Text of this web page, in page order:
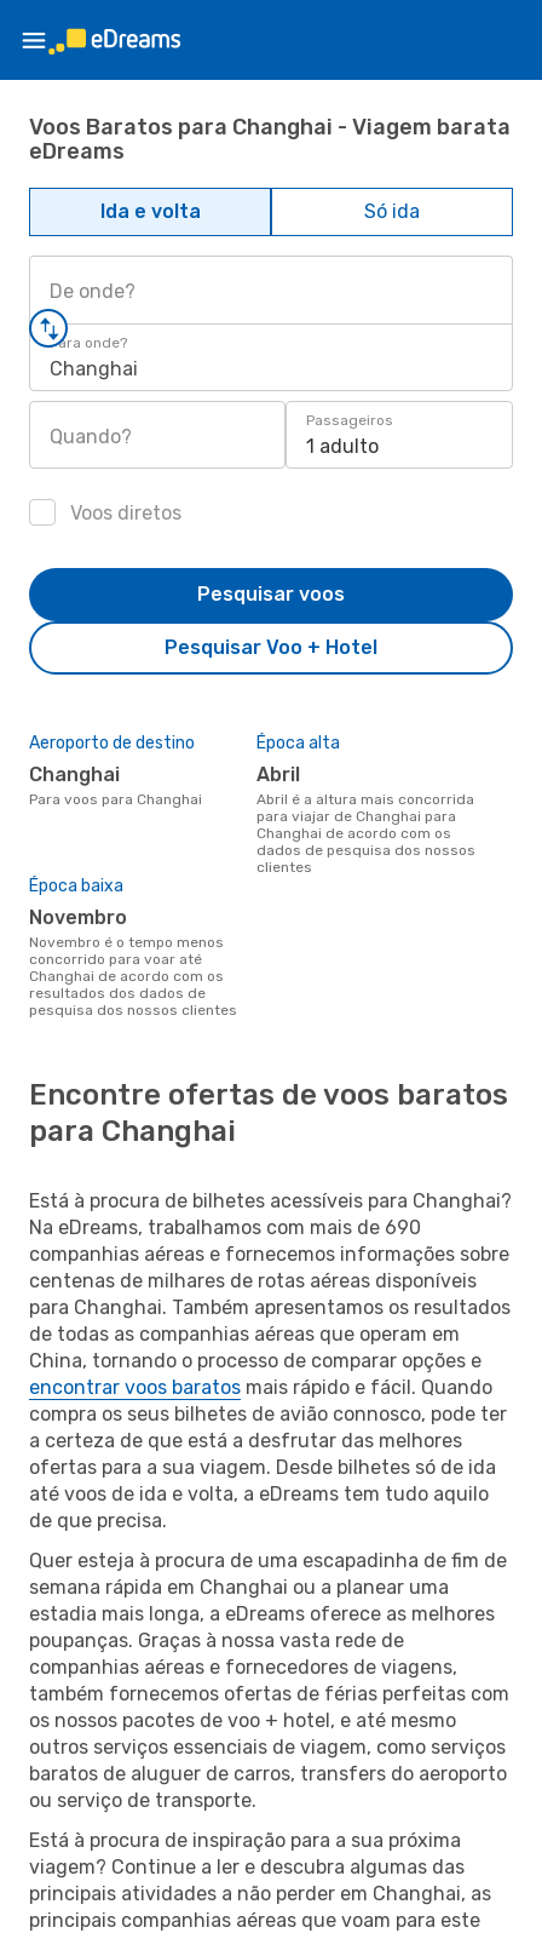
Voos Baratos para Changhai - Viagem barata
eDreams
Ida e volta Só ida
De onde?
Para onde?
Changhai
Quando?
Passageiros
1 adulto
Voos diretos
Pesquisar Voo + Hotel
Pesquisar voos
Aeroporto de destino
Changhai
Para voos para Changhai
Época alta
abril
abril é a altura mais concorrida
para viajar de Changhai para
Changhai de acordo com os
dados de pesquisa dos nossos
clientes
Época baixa
novembro
novembro é o tempo menos
concorrido para voar até
Changhai de acordo com os
resultados dos dados de
pesquisa dos nossos clientes
Encontre ofertas de voos baratos
para Changhai
Está à procura de bilhetes acessíveis para Changhai?
Na eDreams, trabalhamos com mais de 690
companhias aéreas e fornecemos informações sobre
centenas de milhares de rotas aéreas disponíveis
para Changhai. Também apresentamos os resultados
de todas as companhias aéreas que operam em
China, tornando o processo de comparar opções e
encontrar voos baratos mais rápido e fácil. Quando
compra os seus bilhetes de avião connosco, pode ter
a certeza de que está a desfrutar das melhores
ofertas para a sua viagem. Desde bilhetes só de ida
até voos de ida e volta, a eDreams tem tudo aquilo
de que precisa.
Quer esteja à procura de uma escapadinha de fim de
semana rápida em Changhai ou a planear uma
estadia mais longa, a eDreams oferece as melhores
poupanças. Graças à nossa vasta rede de
companhias aéreas e fornecedores de viagens,
também fornecemos ofertas de férias perfeitas com
os nossos pacotes de voo + hotel, e até mesmo
outros serviços essenciais de viagem, como serviços
baratos de aluguer de carros, transfers do aeroporto
ou serviço de transporte.
Está à procura de inspiração para a sua próxima
viagem? Continue a ler e descubra algumas das
principais atividades a não perder em Changhai, as
principais companhias aéreas que voam para este